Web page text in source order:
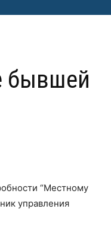
бывшей
“Местному
управления